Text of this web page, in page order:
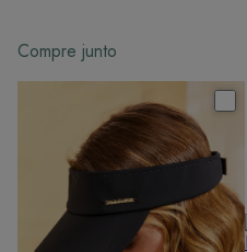
Compre junto